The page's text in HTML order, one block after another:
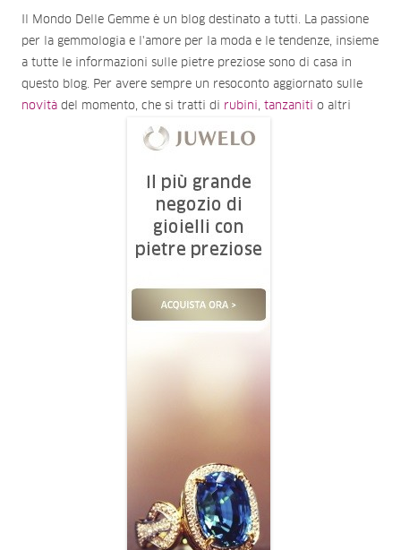
Il Mondo Delle Gemme è un blog destinato a tutti. La passione
per la gemmologia e l'amore per la moda e le tendenze, insieme
a tutte le informazioni sulle pietre preziose sono di casa in
questo blog. Per avere sempre un resoconto aggiornato sulle
novità del momento, che si tratti di rubini , tanzaniti o altri